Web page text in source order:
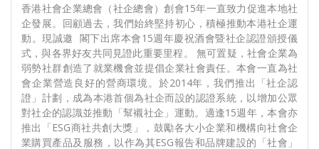
香港社會企業總會（社企總會）創會15年一直致力促進本地社
企發展。回顧過去，我們始終堅持初心，積極推動本港社企運
動。現誠邀 閣下出席本會15週年慶祝酒會暨社企認證頒授儀
式，與各界好友共同見證此重要里程。 無可置疑，社會企業為
弱勢社群創造了就業機會並提倡企業社會責任。本會一直為社
會企業營造良好的營商環境。於2014年，我們推出「社企認
證」計劃，成為本港首個為社企而設的認證系統，以增加公眾
對社企的認識並推動「幫襯社企」運動。適逢15週年，本會亦
推出「ESG商社共創大獎」，鼓勵各大小企業和機構向社會企
業購買產品及服務，以作為其ESG報告和品牌建設的「社會」